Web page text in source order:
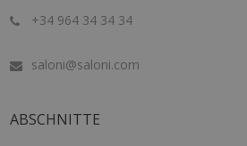
+34 964 34 34 34
saloni@saloni.com
ABSCHNITTE